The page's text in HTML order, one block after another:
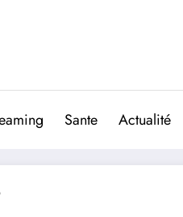
Sante Actualité